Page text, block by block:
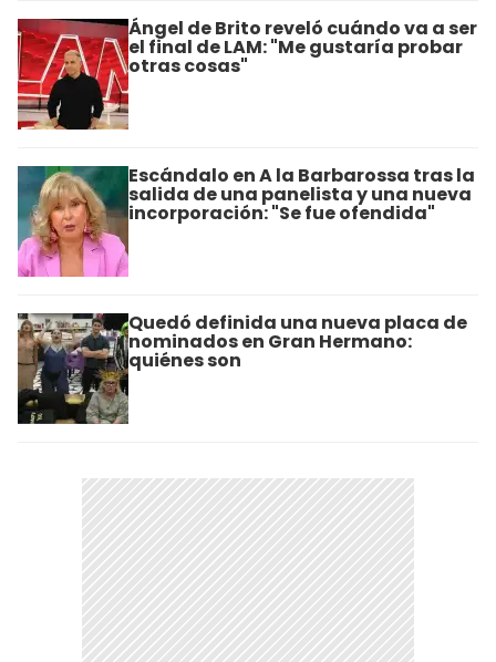
Ángel de Brito reveló cuándo va a ser
el final de LAM: "Me gustaría probar
otras cosas"
Escándalo en A la Barbarossa tras la
salida de una panelista y una nueva
incorporación: "Se fue ofendida"
Quedó definida una nueva placa de
nominados en Gran Hermano:
quiénes son